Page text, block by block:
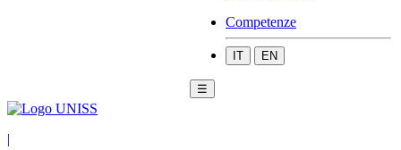
Competenze
IT EN
☰
|